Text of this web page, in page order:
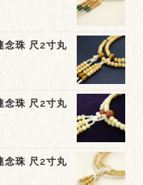
念珠 尺2寸丸
念珠 尺2寸丸
念珠 尺2寸丸